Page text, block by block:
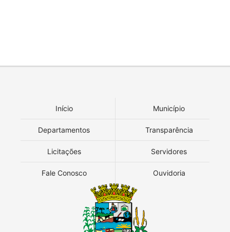
Início Município
Departamentos Transparência
Licitações Servidores
Fale Conosco Ouvidoria